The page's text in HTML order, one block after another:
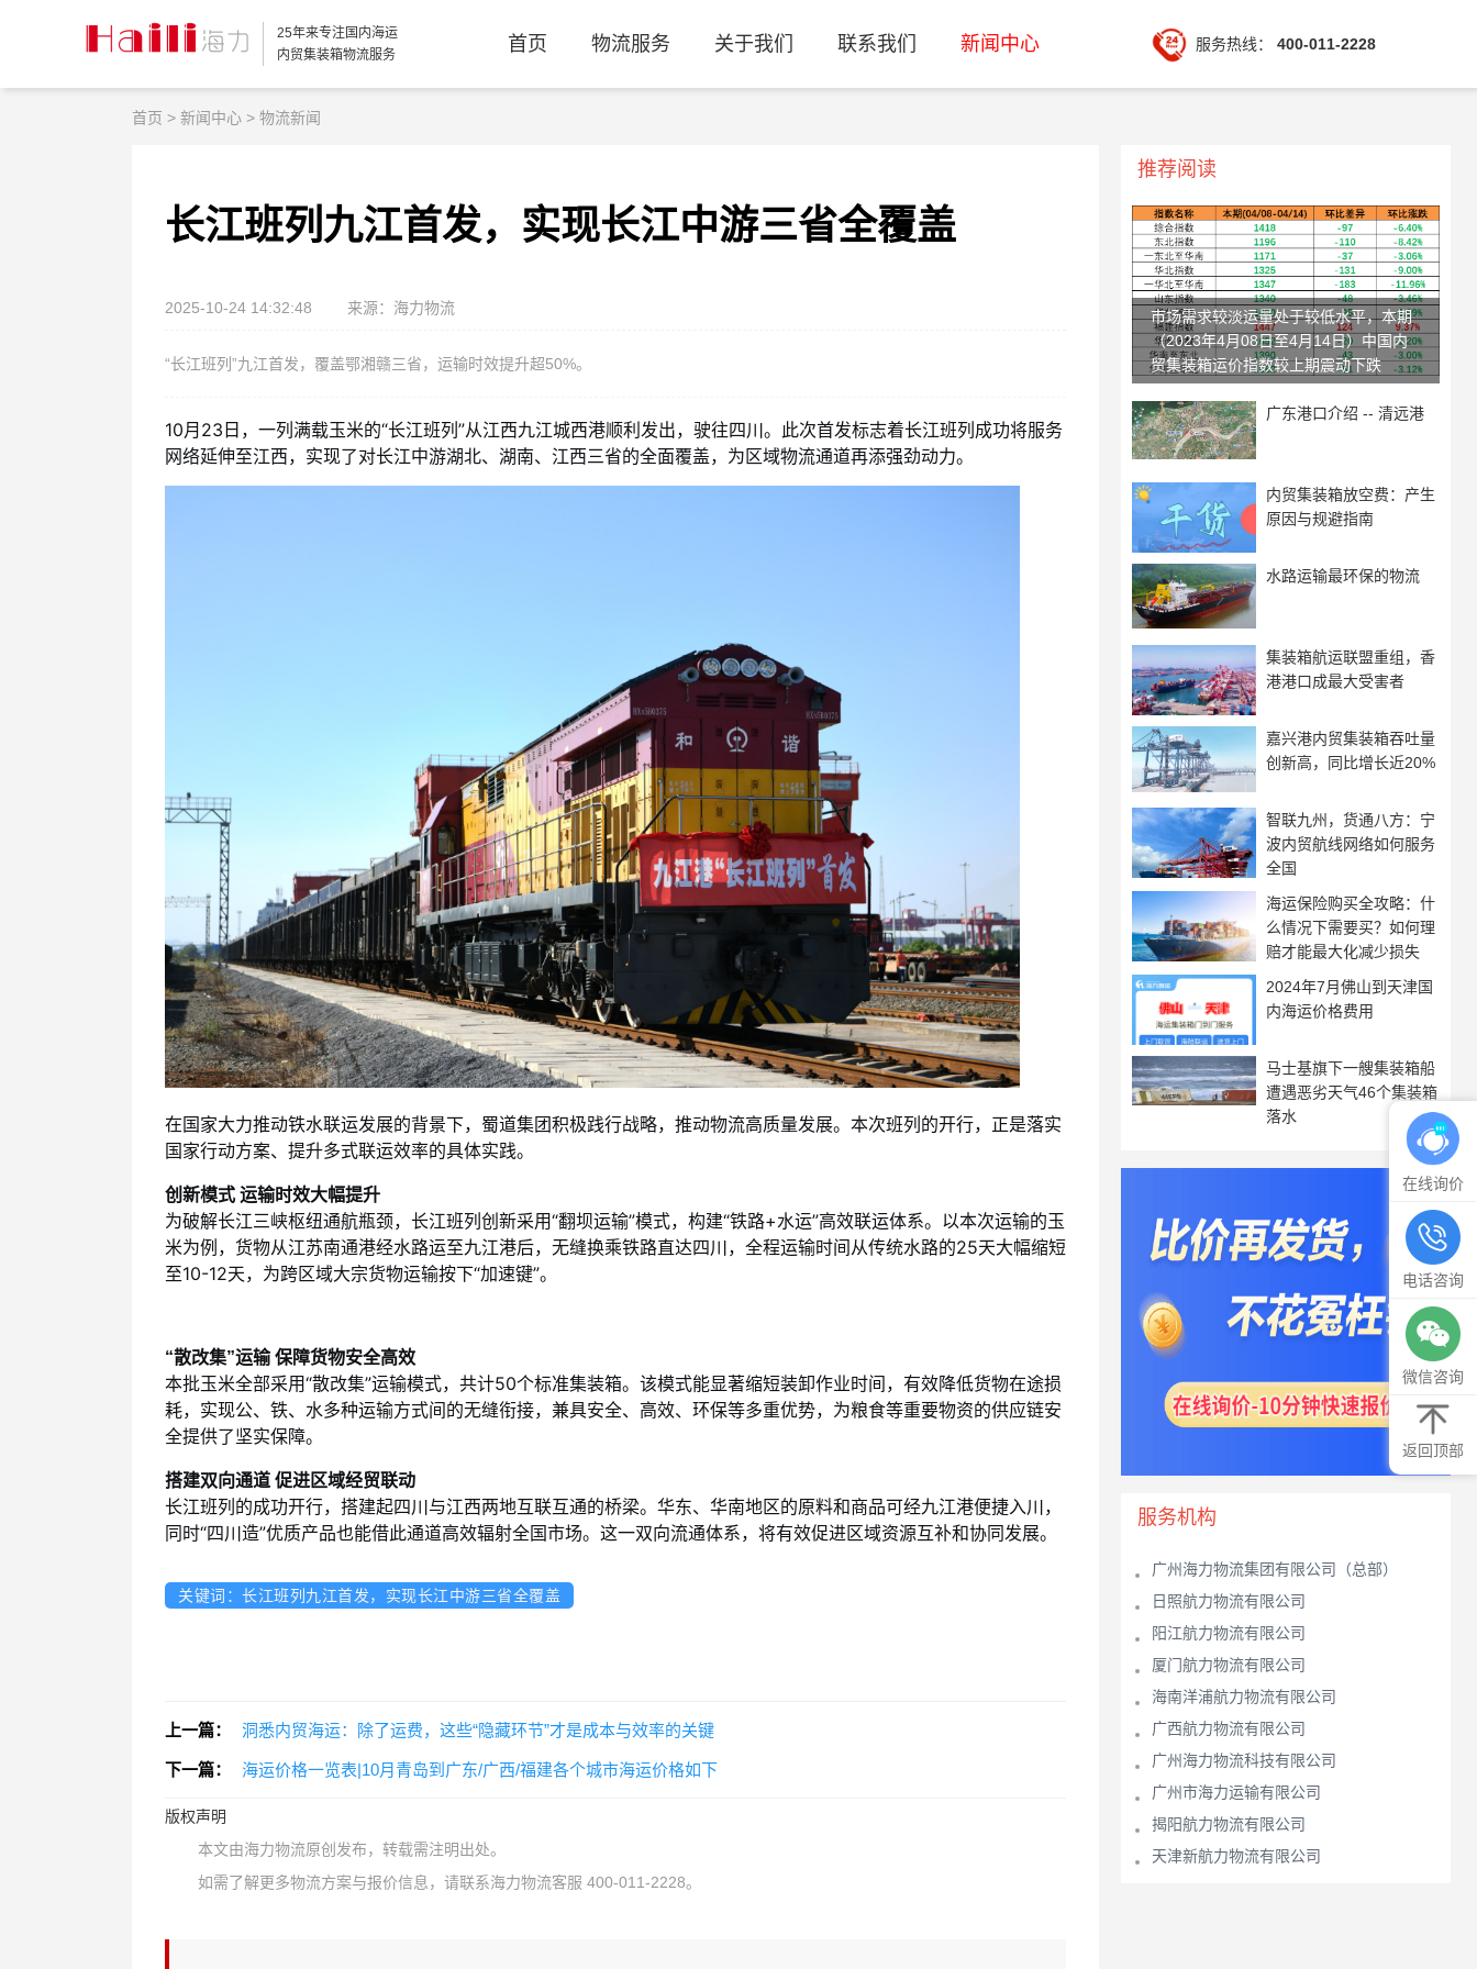
25年来专注国内海运
内贸集装箱物流服务
首页 物流服务 关于我们 联系我们 新闻中心 服务热线： 400-011-2228
首页 > 新闻中心 > 物流新闻
长江班列九江首发，实现长江中游三省全覆盖
2025-10-24 14:32:48 来源：海力物流
“长江班列”九江首发，覆盖鄂湘赣三省，运输时效提升超50%。
10月23日，一列满载玉米的“长江班列”从江西九江城西港顺利发出，驶往四川。此次首发标志着长江班列成功将服务
网络延伸至江西，实现了对长江中游湖北、湖南、江西三省的全面覆盖，为区域物流通道再添强劲动力。
在国家大力推动铁水联运发展的背景下，蜀道集团积极践行战略，推动物流高质量发展。本次班列的开行，正是落实
国家行动方案、提升多式联运效率的具体实践。
创新模式 运输时效大幅提升
为破解长江三峡枢纽通航瓶颈，长江班列创新采用“翻坝运输”模式，构建“铁路+水运”高效联运体系。以本次运输的玉
米为例，货物从江苏南通港经水路运至九江港后，无缝换乘铁路直达四川，全程运输时间从传统水路的25天大幅缩短
至10-12天，为跨区域大宗货物运输按下“加速键”。
“散改集”运输 保障货物安全高效
本批玉米全部采用“散改集”运输模式，共计50个标准集装箱。该模式能显著缩短装卸作业时间，有效降低货物在途损
耗，实现公、铁、水多种运输方式间的无缝衔接，兼具安全、高效、环保等多重优势，为粮食等重要物资的供应链安
全提供了坚实保障。
搭建双向通道 促进区域经贸联动
长江班列的成功开行，搭建起四川与江西两地互联互通的桥梁。华东、华南地区的原料和商品可经九江港便捷入川，
同时“四川造”优质产品也能借此通道高效辐射全国市场。这一双向流通体系，将有效促进区域资源互补和协同发展。
关键词：长江班列九江首发，实现长江中游三省全覆盖
上一篇： 洞悉内贸海运：除了运费，这些“隐藏环节”才是成本与效率的关键
下一篇： 海运价格一览表|10月青岛到广东/广西/福建各个城市海运价格如下
版权声明
本文由海力物流原创发布，转载需注明出处。
如需了解更多物流方案与报价信息，请联系海力物流客服 400-011-2228。
推荐阅读
市场需求较淡运量处于较低水平，本期
（2023年4月08日至4月14日）中国内
贸集装箱运价指数较上期震动下跌
广东港口介绍 -- 清远港
内贸集装箱放空费：产生
原因与规避指南
水路运输最环保的物流
集装箱航运联盟重组，香
港港口成最大受害者
嘉兴港内贸集装箱吞吐量
创新高，同比增长近20%
智联九州，货通八方：宁
波内贸航线网络如何服务
全国
海运保险购买全攻略：什
么情况下需要买？如何理
赔才能最大化减少损失
2024年7月佛山到天津国
内海运价格费用
马士基旗下一艘集装箱船
遭遇恶劣天气46个集装箱
落水
服务机构
广州海力物流集团有限公司（总部）
日照航力物流有限公司
阳江航力物流有限公司
厦门航力物流有限公司
海南洋浦航力物流有限公司
广西航力物流有限公司
广州海力物流科技有限公司
广州市海力运输有限公司
揭阳航力物流有限公司
天津新航力物流有限公司
在线询价
电话咨询
微信咨询
返回顶部